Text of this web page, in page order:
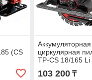
(CS
Аккумуляторная
циркулярная
TP-CS 18/165 Li
103 200₸